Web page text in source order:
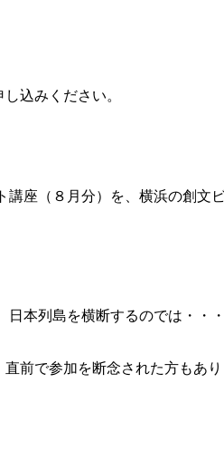
込みください。
座（８月分）を、横浜の創文ビ
本列島を横断するのでは・・・
前で参加を断念された方もあり